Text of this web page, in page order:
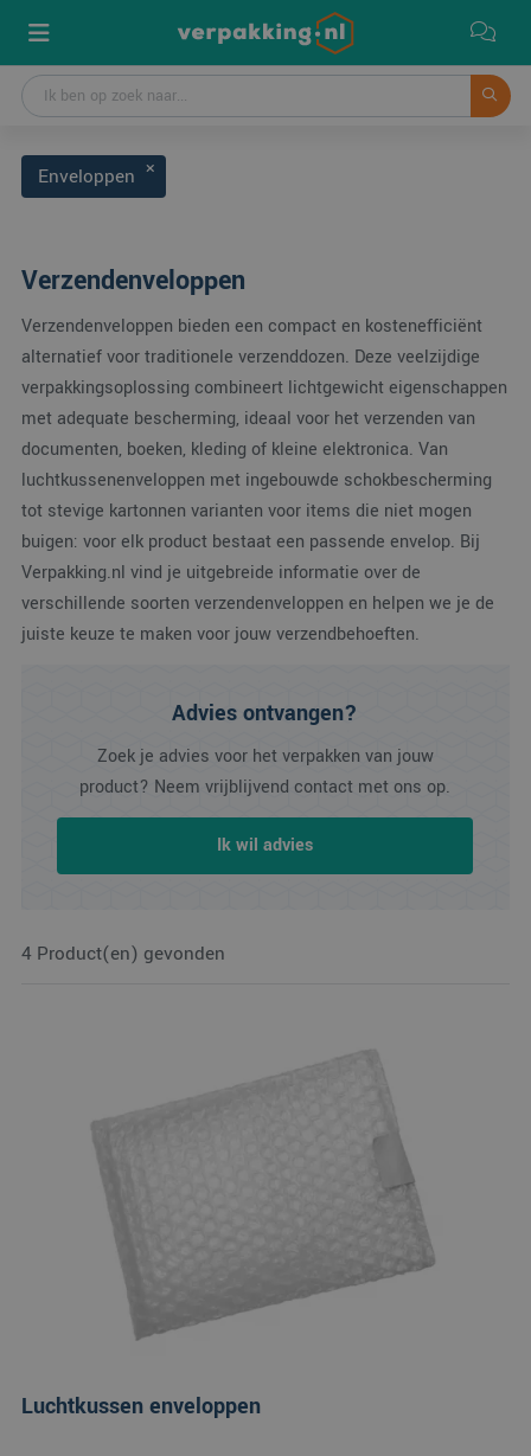
Enveloppen
Verzendenveloppen
Verzendenveloppen bieden een compact en kostenefficiënt
alternatief voor traditionele verzenddozen. Deze veelzijdige
verpakkingsoplossing combineert lichtgewicht eigenschappen
met adequate bescherming, ideaal voor het verzenden van
documenten, boeken, kleding of kleine elektronica. Van
luchtkussenenveloppen met ingebouwde schokbescherming
tot stevige kartonnen varianten voor items die niet mogen
buigen: voor elk product bestaat een passende envelop. Bij
Verpakking.nl vind je uitgebreide informatie over de
verschillende soorten verzendenveloppen en helpen we je de
juiste keuze te maken voor jouw verzendbehoeften.
Advies ontvangen?
Zoek je advies voor het verpakken van jouw
product? Neem vrijblijvend contact met ons op.
Ik wil advies
4 Product(en) gevonden
Luchtkussen enveloppen